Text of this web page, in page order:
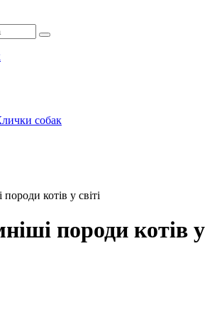
собак
котів у світі
породи котів у